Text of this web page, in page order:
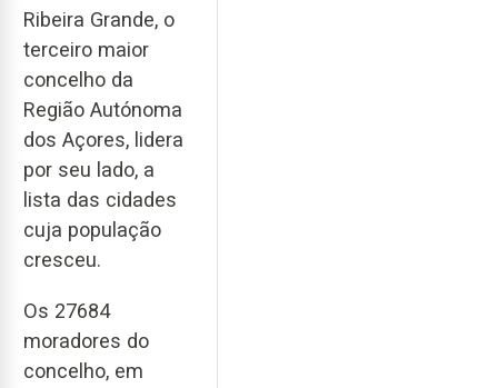
Ribeira Grande, o
terceiro maior
concelho da
Região Autónoma
dos Açores, lidera
por seu lado, a
lista das cidades
cuja população
cresceu.
Os 27684
moradores do
concelho, em